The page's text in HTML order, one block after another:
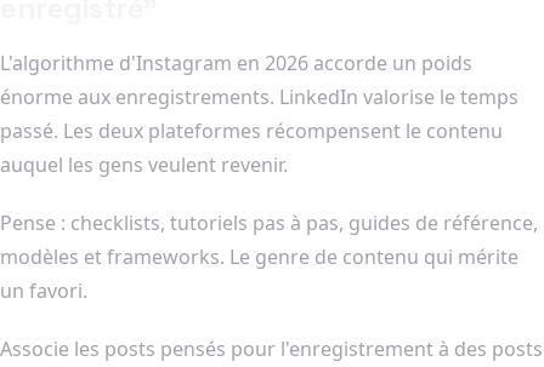
L'algorithme d'Instagram en 2026 accorde un poids
énorme aux enregistrements. LinkedIn valorise le temps
passé. Les deux plateformes récompensent le contenu
auquel les gens veulent revenir.
Pense : checklists, tutoriels pas à pas, guides de référence,
modèles et frameworks. Le genre de contenu qui mérite
un favori.
Associe les posts pensés pour l'enregistrement à des posts